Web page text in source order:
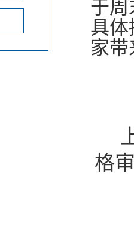
于周
具体
家
格